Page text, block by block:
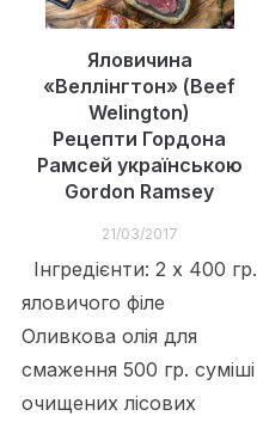
Яловичина
«Веллінгтон» (Beef
Welington)
Рецепти Гордона
Рамсей українською
Gordon Ramsey
21/03/2017
Інгредієнти: 2 x 400 гр.
яловичого філе
Оливкова олія для
смаження 500 гр. суміші
очищених лісових